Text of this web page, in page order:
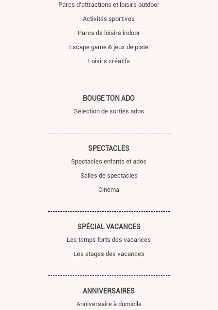
Parcs d'attractions et loisirs outdoor
Activités sportives
Parcs de loisirs indoor
Escape game & jeux de piste
Loisirs créatifs
BOUGE TON ADO
Sélection de sorties ados
SPECTACLES
Spectacles enfants et ados
Salles de spectacles
Cinéma
SPÉCIAL VACANCES
Les temps forts des vacances
Les stages des vacances
ANNIVERSAIRES
Anniversaire à domicile